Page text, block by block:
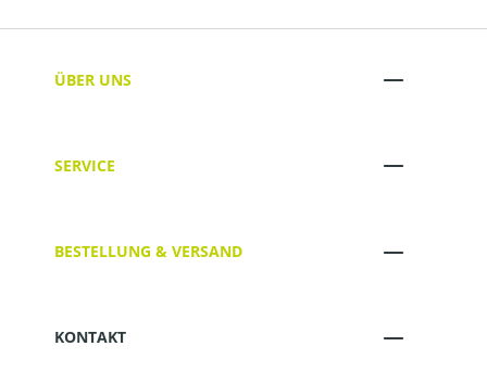
ÜBER UNS
SERVICE
BESTELLUNG & VERSAND
KONTAKT